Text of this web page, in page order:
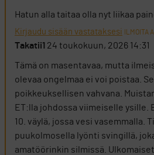
Hatun alla taitaa olla nyt liikaa
Kirjaudu sisään vastataksesi ILMOITA
Takatii1 24 toukokuun, 2026 14:31
Tämä on masentavaa, mutta
olevaa ongelmaa ei voi poistaa.
poikkeuksellisen vahvana.
ET:lla johdossa viimeiselle ysille.
10. väylä, jossa vesi vasemmalla.
puukolmosella lyönti svingillä,
amatöörinkin silmissä.